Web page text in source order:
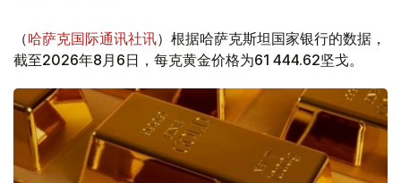
（哈萨克国际通讯社讯）根据哈萨克斯坦国家银行的数据，
截至2026年8月6日，每克黄金价格为61 444.62坚戈。